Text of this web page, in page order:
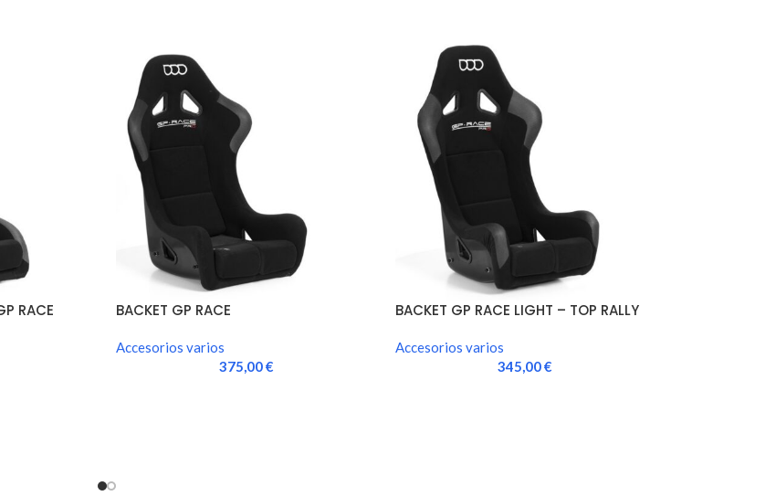
RACE
BACKET GP RACE
Accesorios varios
375,00€
BACKET GP RACE LIGHT – TOP RALLY
Accesorios varios
345,00€